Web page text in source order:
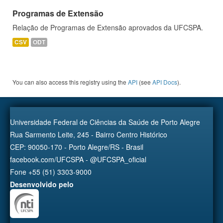
Programas de Extensão
Relação de Programas de Extensão aprovados da UFCSPA.
CSV ODT
You can also access this registry using the API (see API Docs).
Universidade Federal de Ciências da Saúde de Porto Alegre
Rua Sarmento Leite, 245 - Bairro Centro Histórico
CEP: 90050-170 - Porto Alegre/RS - Brasil
facebook.com/UFCSPA - @UFCSPA_oficial
Fone +55 (51) 3303-9000
Desenvolvido pelo